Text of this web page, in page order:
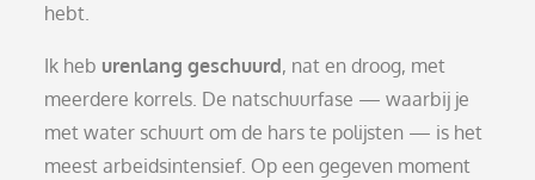
hebt.
Ik heb urenlang geschuurd, nat en droog, met
meerdere korrels. De natschuurfase — waarbij je
met water schuurt om de hars te polijsten — is het
meest arbeidsintensief. Op een gegeven moment